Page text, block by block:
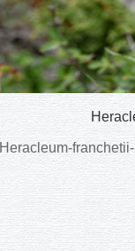
Heracleum-